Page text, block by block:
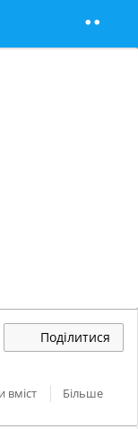
Поділитися
вміст
Більше